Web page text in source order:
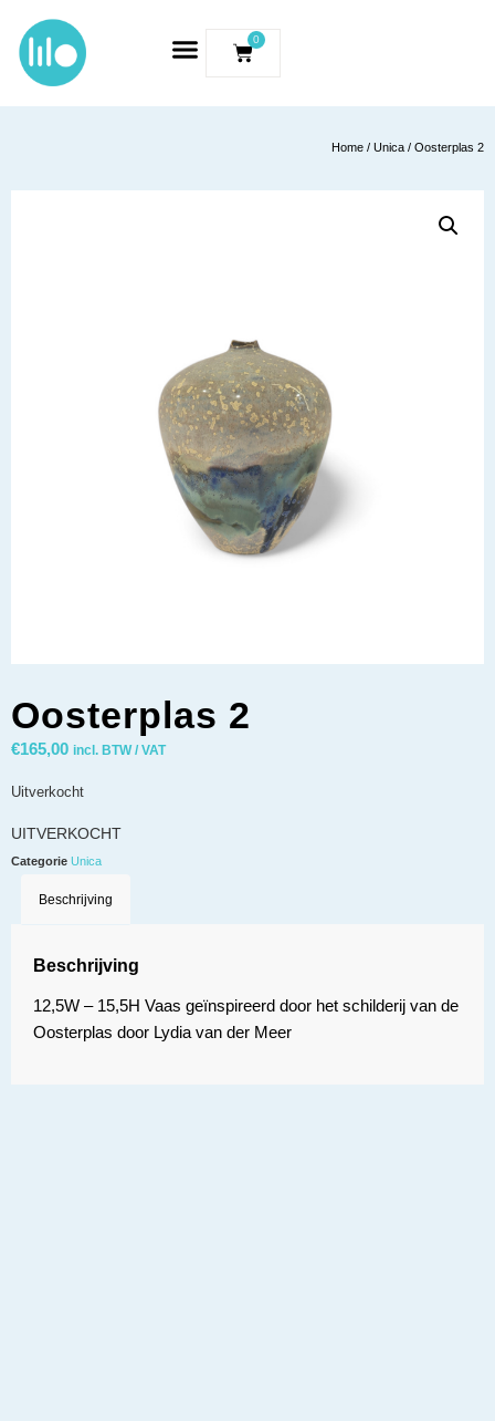
0
Home / Unica / Oosterplas 2
Oosterplas 2
€165,00 incl. BTW / VAT
Uitverkocht
UITVERKOCHT
Categorie Unica
Beschrijving
Beschrijving
12,5W – 15,5H Vaas geïnspireerd door het schilderij van de
Oosterplas door Lydia van der Meer